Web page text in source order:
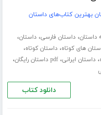
بهترین کتاب‌های داستان
داستان،داستان فارسی،داستان،
های کوتاه،داستان کوتاه،
،داستان ایرانی،pdf داستان رایگان ،
دانلود کتاب